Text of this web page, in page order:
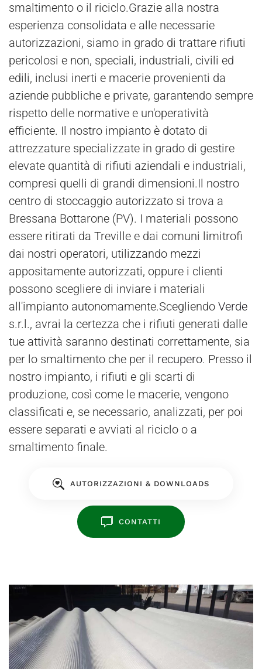
smaltimento o il riciclo.Grazie alla nostra
esperienza consolidata e alle necessarie
autorizzazioni, siamo in grado di trattare rifiuti
pericolosi e non, speciali, industriali, civili ed
edili, inclusi inerti e macerie provenienti da
aziende pubbliche e private, garantendo sempre
rispetto delle normative e un'operatività
efficiente. Il nostro impianto è dotato di
attrezzature specializzate in grado di gestire
elevate quantità di rifiuti aziendali e industriali,
compresi quelli di grandi dimensioni.Il nostro
centro di stoccaggio autorizzato si trova a
Bressana Bottarone (PV). I materiali possono
essere ritirati da Treville e dai comuni limitrofi
dai nostri operatori, utilizzando mezzi
appositamente autorizzati, oppure i clienti
possono scegliere di inviare i materiali
all'impianto autonomamente.Scegliendo Verde
s.r.l., avrai la certezza che i rifiuti generati dalle
tue attività saranno destinati correttamente, sia
per lo smaltimento che per il recupero. Presso il
nostro impianto, i rifiuti e gli scarti di
produzione, così come le macerie, vengono
classificati e, se necessario, analizzati, per poi
essere separati e avviati al riciclo o a
smaltimento finale.
AUTORIZZAZIONI & DOWNLOADS
CONTATTI